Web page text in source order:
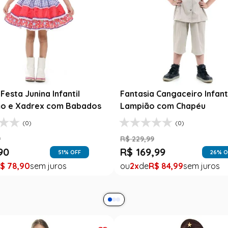
Junina Bebê Menina
Rosa Floral com Renda
47 % OFF
99, 99
Saia Infantil Festa Junina
Xadrez Preto com Girassol
R$ 129,99
R$ 78,90
1 R$ 78, 90